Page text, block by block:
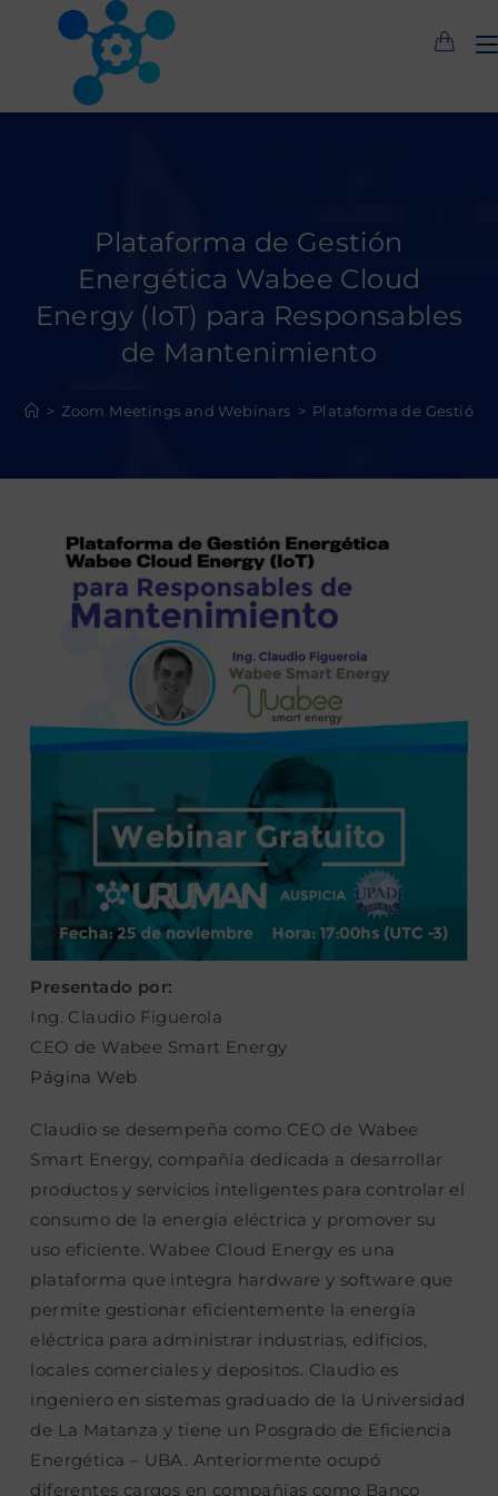
Plataforma de Gestión
Energética Wabee Cloud
Energy (IoT) para Responsables
de Mantenimiento
> Zoom Meetings and Webinars > Plataforma de Gestión
Presentado por:
Ing. Claudio Figuerola
CEO de Wabee Smart Energy
Página Web
Claudio se desempeña como CEO de Wabee
Smart Energy, compañía dedicada a desarrollar
productos y servicios inteligentes para controlar el
consumo de la energía eléctrica y promover su
uso eficiente. Wabee Cloud Energy es una
plataforma que integra hardware y software que
permite gestionar eficientemente la energía
eléctrica para administrar industrias, edificios,
locales comerciales y depositos. Claudio es
ingeniero en sistemas graduado de la Universidad
de La Matanza y tiene un Posgrado de Eficiencia
Energética – UBA. Anteriormente ocupó
diferentes cargos en compañías como Banco